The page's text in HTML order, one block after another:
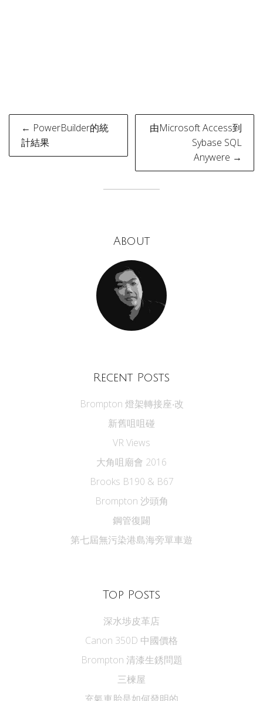
Post
navigation
← PowerBuilder的統
計結果
由Microsoft Access到
Sybase SQL
Anywere →
About
Recent Posts
Brompton 燈架轉接座‧改
新舊咀咀碰
VR Views
大角咀廟會 2016
Brooks B190 & B67
Brompton 沙頭角
鋼管復闢
第七屆無污染港島海旁單車遊
Top Posts
深水埗皮革店
Canon 350D 中國價格
Brompton 清漆生銹問題
三楝屋